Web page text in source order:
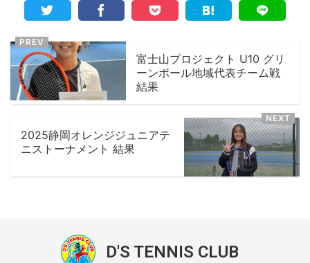
富士山プロジェクト U10 グリ
ーンボール地域代表チーム戦
結果
2025静岡オレンジジュニアテ
ニストーナメント 結果
D'S TENNIS CLUB